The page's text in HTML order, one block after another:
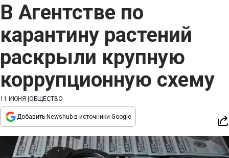
В Агентстве по
карантину растений
раскрыли крупную
коррупционную схему
11 ИЮНЯ ОБЩЕСТВО
Добавить Newshub в источники Google